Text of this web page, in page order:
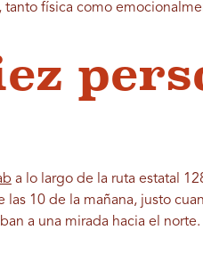
tanto física como
a lo largo de la ruta estatal
10 de la mañana, justo
a una mirada hacia el norte.